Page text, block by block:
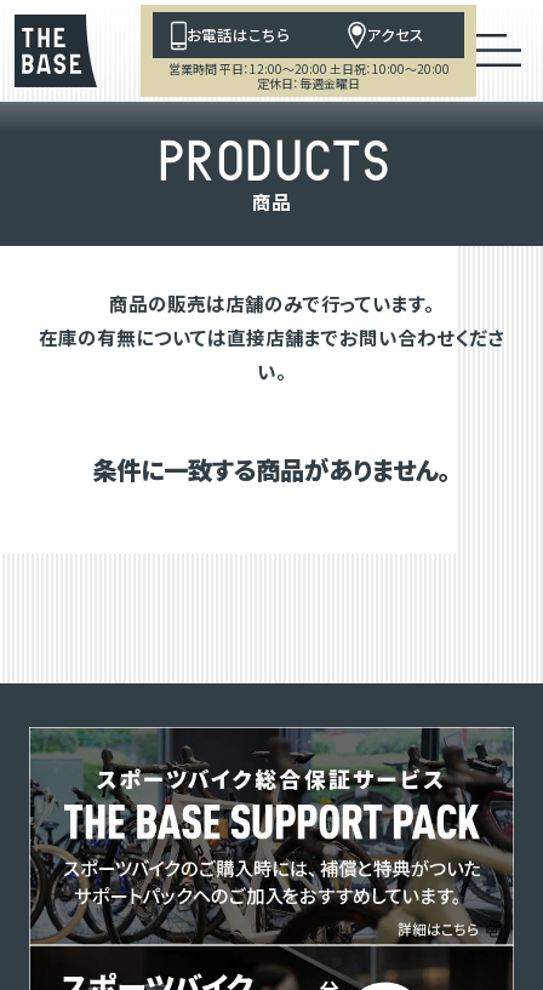
お電話はこちら アクセス
営業時間 平日：12:00～20:00 土日祝：10:00～20:00
定休日：毎週金曜日
PRODUCTS
商品
商品の販売は店舗のみで行っています。
在庫の有無については直接店舗までお問い合わせくださ
い。
条件に一致する商品がありません。